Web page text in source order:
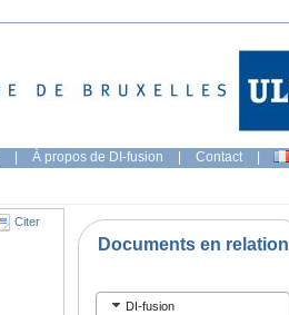
| À propos de DI-fusion | Contact |
Citer
Documents en relation
DI-fusion